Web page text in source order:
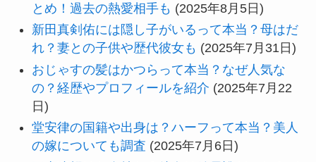
とめ！過去の熱愛相手も (2025年8月5日)
新田真剣佑には隠し子がいるって本当？母はだ
れ？妻との子供や歴代彼女も (2025年7月31日)
おじゃすの髪はかつらって本当？なぜ人気な
の？経歴やプロフィールを紹介 (2025年7月22
日)
堂安律の国籍や出身は？ハーフって本当？美人
の嫁についても調査 (2025年7月6日)